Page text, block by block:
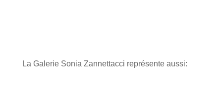
La Galerie Sonia Zannettacci représente aussi: